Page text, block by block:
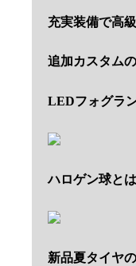
充実装備で高
追加カスタム
LEDフォグラ
ハロゲン球と
新品夏タイヤ